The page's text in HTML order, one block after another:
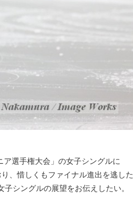
選手権大会」の女子シングルに
、惜しくもファイナル進出を逃した
シングルの展望をお伝えしたい。